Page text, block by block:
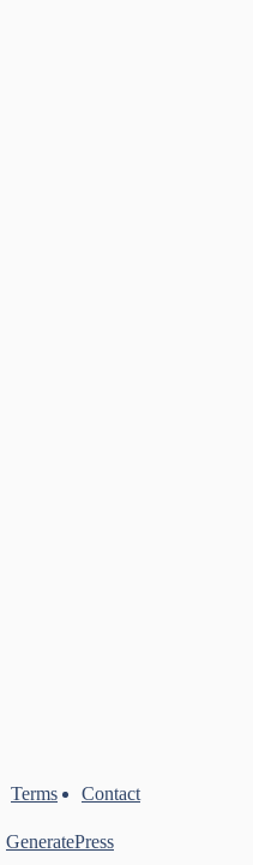
Terms Contact
GeneratePress